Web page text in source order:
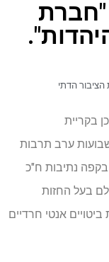
הדתי
בקריית
ערב תרבות
נתיבות ח"כ
בעל החזות
אנטי חרדיים